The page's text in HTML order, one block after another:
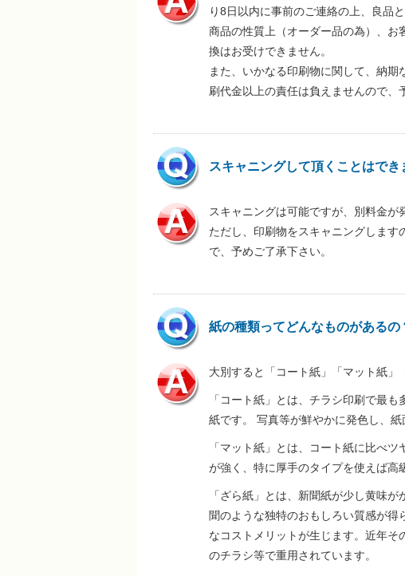
り8日以内に事前のご連絡の上、良品
商品の性質上（オーダー品の為）、お
換はお受けできません。
また、いかなる印刷物に関して、納
刷代金以上の責任は負えませんので、
スキャニングして頂くことはでき
スキャニングは可能ですが、別料金が
ただし、印刷物をスキャニングしま
で、予めご了承下さい。
紙の種類ってどんなものがあるの
大別すると「コート紙」「マット紙」
「コート紙」とは、チラシ印刷で最
紙です。 写真等が鮮やかに発色し、
「マット紙」とは、コート紙に比べ
が強く、特に厚手のタイプを使えば高
「ざら紙」とは、新聞紙が少し黄味
聞のような独特のおもしろい質感が得
なコストメリットが生じます。近年そ
のチラシ等で重用されています。